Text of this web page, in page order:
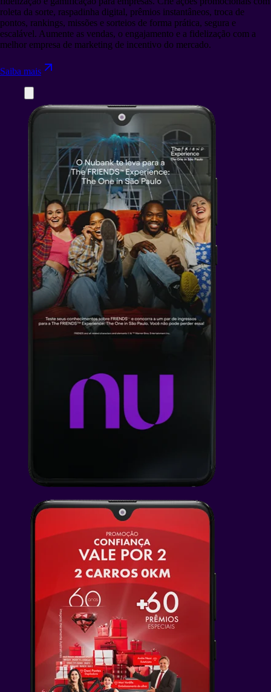
roleta da sorte, raspadinha digital, prêmios instantâneos, troca de
pontos, rankings, missões e sorteios de forma prática, segura e
escalável. Aumente as vendas, o engajamento e a fidelização com a
melhor empresa de marketing de incentivo do mercado.
Saiba mais